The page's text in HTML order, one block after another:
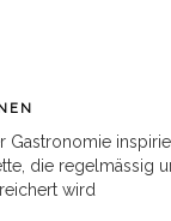
Gastronomie
die regelmässig
wird